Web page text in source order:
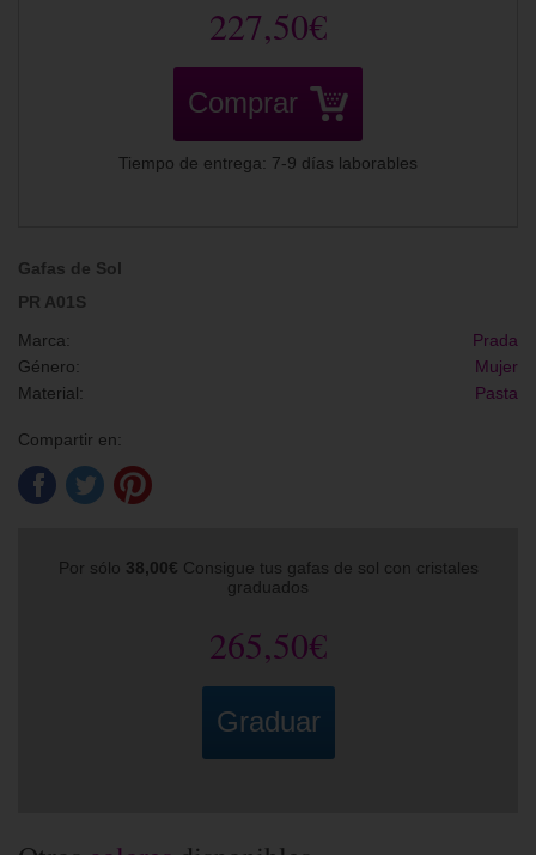
227,50€
Comprar
Tiempo de entrega: 7-9 días laborables
Gafas de Sol
PR A01S
Marca:
Prada
Género:
Mujer
Material:
Pasta
Compartir en:
Por sólo 38,00€ Consigue tus gafas de sol con cristales
graduados
265,50€
Graduar